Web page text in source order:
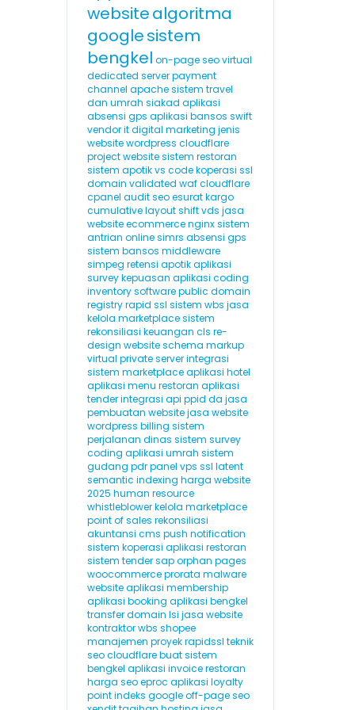
websitealgoritma
googlesistem
bengkel on-page seo virtual
dedicated server payment
channel apache sistem travel
dan umrah siakad aplikasi
absensi gps aplikasi bansos swift
vendor it digital marketing jenis
website wordpress cloudflare
project website sistem restoran
sistem apotik vs code koperasi ssl
domain validated waf cloudflare
cpanel audit seo esurat kargo
cumulative layout shift vds jasa
website ecommerce nginx sistem
antrian online simrs absensi gps
sistem bansos middleware
simpeg retensi apotik aplikasi
survey kepuasan aplikasi coding
inventory software public domain
registry rapid ssl sistem wbs jasa
kelola marketplace sistem
rekonsiliasi keuangan cls re-
design website schema markup
virtual private server integrasi
sistem marketplace aplikasi hotel
aplikasi menu restoran aplikasi
tender integrasi api ppid da jasa
pembuatan website jasa website
wordpress billing sistem
perjalanan dinas sistem survey
coding aplikasi umrah sistem
gudang pdr panel vps ssl latent
semantic indexing harga website
2025 human resource
whistleblower kelola marketplace
point of sales rekonsiliasi
akuntansi cms push notification
sistem koperasi aplikasi restoran
sistem tender sap orphan pages
woocommerce prorata malware
website aplikasi membership
aplikasi booking aplikasi bengkel
transfer domain lsi jasa website
kontraktor wbs shopee
manajemen proyek rapidssl teknik
seo cloudflare buat sistem
bengkel aplikasi invoice restoran
harga seo eproc aplikasi loyalty
point indeks google off-page seo